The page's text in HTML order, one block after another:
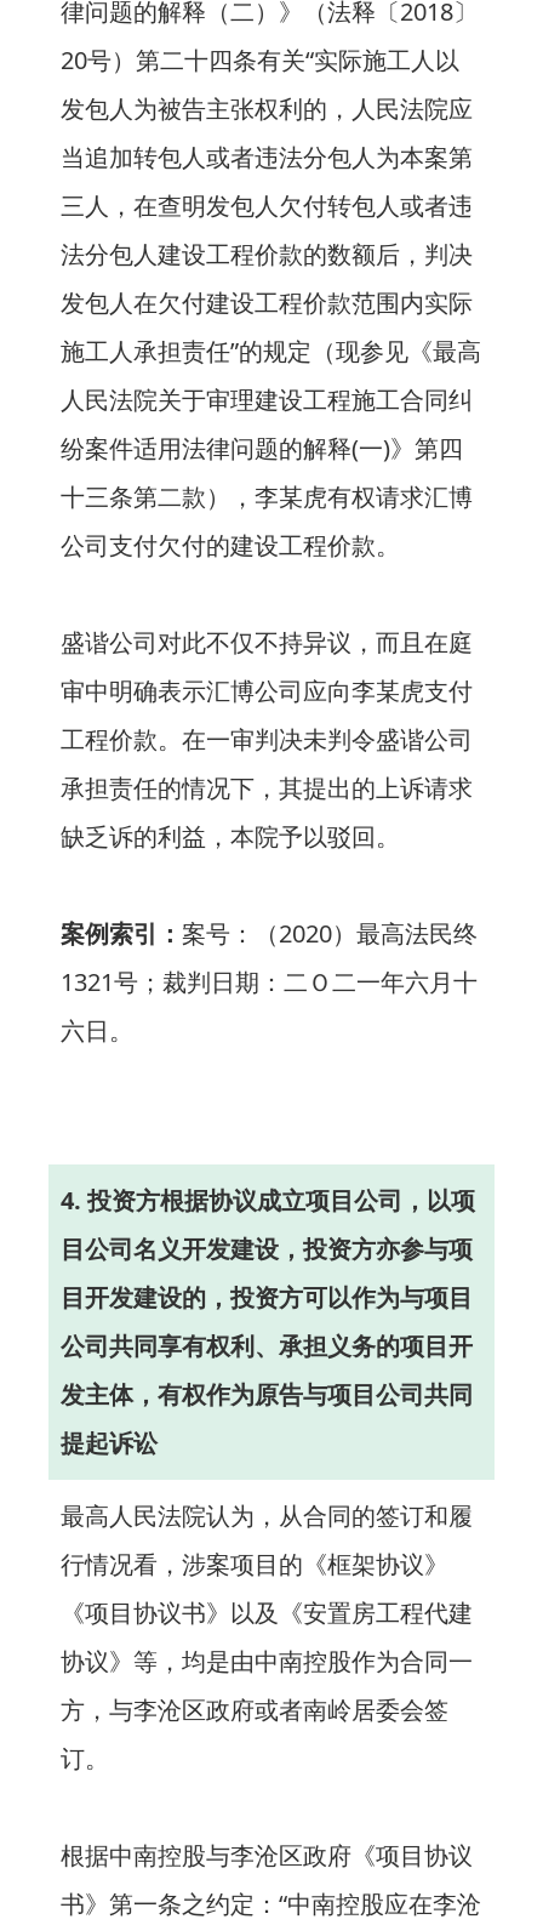
律问题的解释（二）》（法释〔2018〕
20号）第二十四条有关“实际施工人以
发包人为被告主张权利的，人民法院应
当追加转包人或者违法分包人为本案第
三人，在查明发包人欠付转包人或者违
法分包人建设工程价款的数额后，判决
发包人在欠付建设工程价款范围内实际
施工人承担责任”的规定（现参见《最高
人民法院关于审理建设工程施工合同纠
纷案件适用法律问题的解释(一)》第四
十三条第二款），李某虎有权请求汇博
公司支付欠付的建设工程价款。
盛谐公司对此不仅不持异议，而且在庭
审中明确表示汇博公司应向李某虎支付
工程价款。在一审判决未判令盛谐公司
承担责任的情况下，其提出的上诉请求
缺乏诉的利益，本院予以驳回。
案例索引： 案号：（2020）最高法民终
1321号；裁判日期：二Ｏ二一年六月十
六日。
4. 投资方根据协议成立项目公司，以项
目公司名义开发建设，投资方亦参与项
目开发建设的，投资方可以作为与项目
公司共同享有权利、承担义务的项目开
发主体，有权作为原告与项目公司共同
提起诉讼
最高人民法院认为，从合同的签订和履
行情况看，涉案项目的《框架协议》
《项目协议书》以及《安置房工程代建
协议》等，均是由中南控股作为合同一
方，与李沧区政府或者南岭居委会签
订。
根据中南控股与李沧区政府《项目协议
书》第一条之约定：“中南控股应在李沧